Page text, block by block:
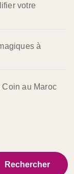
votre
à
au Maroc